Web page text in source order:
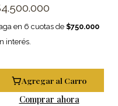
en 6 cuotas de $750.000
interés.
Agregar al Carro
Comprar ahora